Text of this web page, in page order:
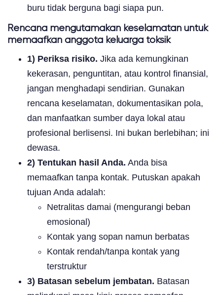
buru tidak berguna bagi siapa pun.
Rencana mengutamakan keselamatan untuk
memaafkan anggota keluarga toksik
1) Periksa risiko. Jika ada kemungkinan
kekerasan, penguntitan, atau kontrol finansial,
jangan menghadapi sendirian. Gunakan
rencana keselamatan, dokumentasikan pola,
dan manfaatkan sumber daya lokal atau
profesional berlisensi. Ini bukan berlebihan; ini
dewasa.
2) Tentukan hasil Anda. Anda bisa
memaafkan tanpa kontak. Putuskan apakah
tujuan Anda adalah:
Netralitas damai (mengurangi beban
emosional)
Kontak yang sopan namun berbatas
Kontak rendah/tanpa kontak yang
terstruktur
3) Batasan sebelum jembatan. Batasan